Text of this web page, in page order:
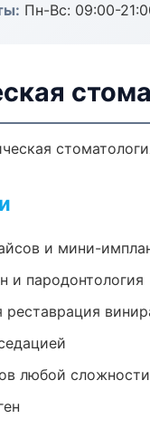
Пн-Вс: 09:00-
и мини-
и пародонтология
реставрация
любой сложности